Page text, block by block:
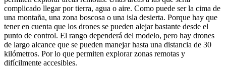
complicado llegar por tierra, agua o aire. Como puede ser la cima de
una montaña, una zona boscosa o una isla desierta. Porque hay que
tener en cuenta que los drones se pueden alejar bastante desde el
punto de control. El rango dependerá del modelo, pero hay drones
de largo alcance que se pueden manejar hasta una distancia de 30
kilómetros. Por lo que permiten explorar zonas remotas y
difícilmente accesibles.